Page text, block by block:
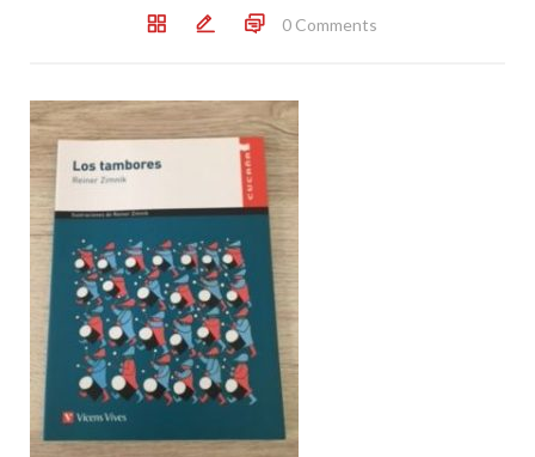
0 Comments